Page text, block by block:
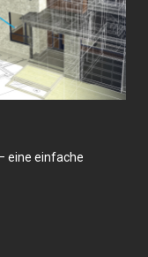
eine einfache